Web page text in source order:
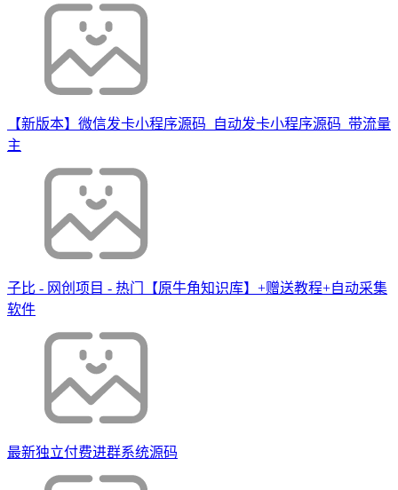
【新版本】微信发卡小程序源码_自动发卡小程序源码_带流量
主
子比 - 网创项目 - 热门【原牛角知识库】+赠送教程+自动采集
软件
最新独立付费进群系统源码